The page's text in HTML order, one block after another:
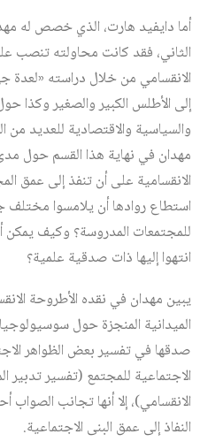
أما دايفيد هارت، الذي خصص له
الثاني، فقد كانت محاولته تنصب
الانقسامي من خلال دراسته «لعدة
إلى الأطلس الكبير والصغير وكذا
مهدان في نهاية هذا القسم حول
الانقسامية على أن تنفذ إلى عمق
استطاع روادها أن يلامسوا مختلف
للمجتمعات المدروسة؟ وكيف يمكن
انتهوا إليها ذات صدقية علمية؟
يبين مهدان في نقده الأطروحة
الميدانية المنجزة حول
صدقها في تفسير بعض الظواهر
الاجتماعية للمجتمع (تفسير تدبير
الانقسامي)، إلا أنها تجانب الصواب
النفاذ إلى عمق البنى الاجتماعية.